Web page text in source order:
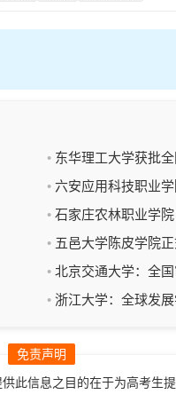
东华理工大学获批
位六安应用科技职业
石家庄农林职业学院
五邑大学陈皮学院
北京交通大学：全
立浙江大学：全球发
免责声明
此信息之目的在于为高考生